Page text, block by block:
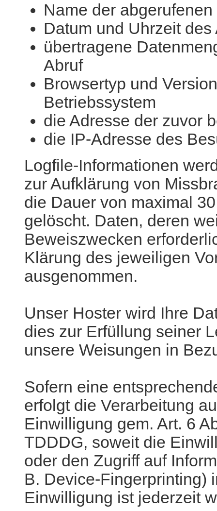
Name der
Datum und Uhrzeit des
übertragene
Abruf
Browsertyp und
Betriebssystem
die Adresse der zuvor
die IP-Adresse des
Logfile-Informationen
zur Aufklärung von
die Dauer von maximal
gelöscht. Daten, deren
Beweiszwecken
Klärung des jeweiligen
ausgenommen.
Unser Hoster wird Ihre
dies zur Erfüllung seiner
unsere Weisungen in
Sofern eine
erfolgt die Verarbeitung
Einwilligung gem. Art. 6
TDDDG, soweit die
oder den Zugriff auf
B. Device-Fingerprinting)
Einwilligung ist jederzeit